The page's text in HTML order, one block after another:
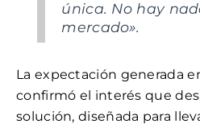
única. No hay
mercado».
La expectación generada
confirmó el interés que
solución, diseñada para